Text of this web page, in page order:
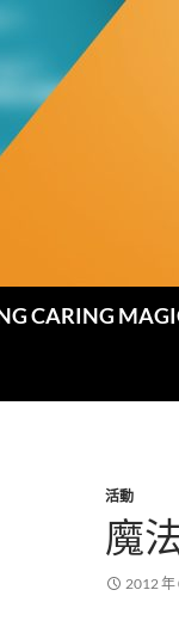
CARING
活動
魔
2012 年